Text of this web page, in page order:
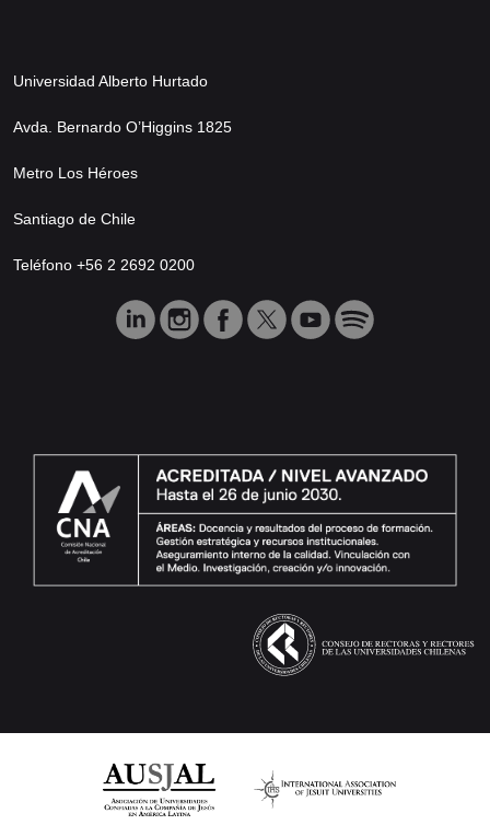
Universidad Alberto Hurtado
Avda. Bernardo O’Higgins 1825
Metro Los Héroes
Santiago de Chile
Teléfono +56 2 2692 0200